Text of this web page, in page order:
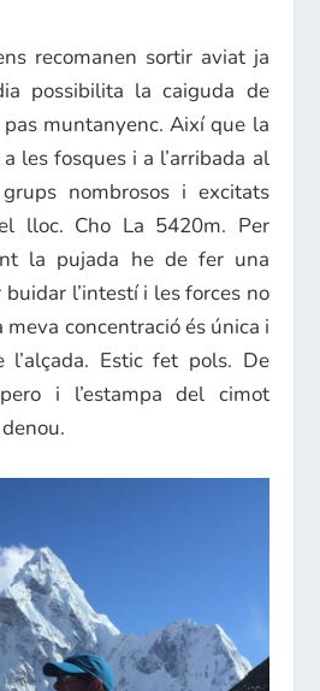
recomanen sortir aviat ja
possibilita la caiguda de
pas muntanyenc. Així que la
les fosques i a l’arribada al
nombrosos i excitats
lloc. Cho La 5420m. Per
la pujada he de fer una
l’intestí i les forces no
meva concentració és única i
l’alçada. Estic fet pols. De
i l’estampa del cimot